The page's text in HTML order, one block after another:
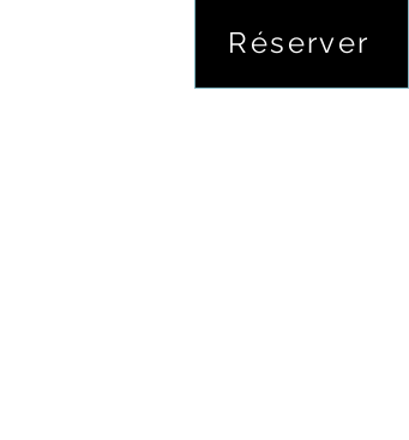
Réserver